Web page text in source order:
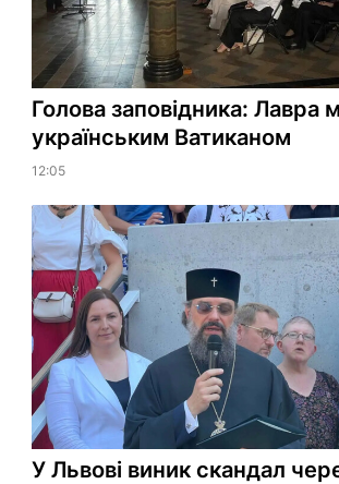
Голова заповідника: Лавра
українським Ватиканом
12:05
У Львові виник скандал